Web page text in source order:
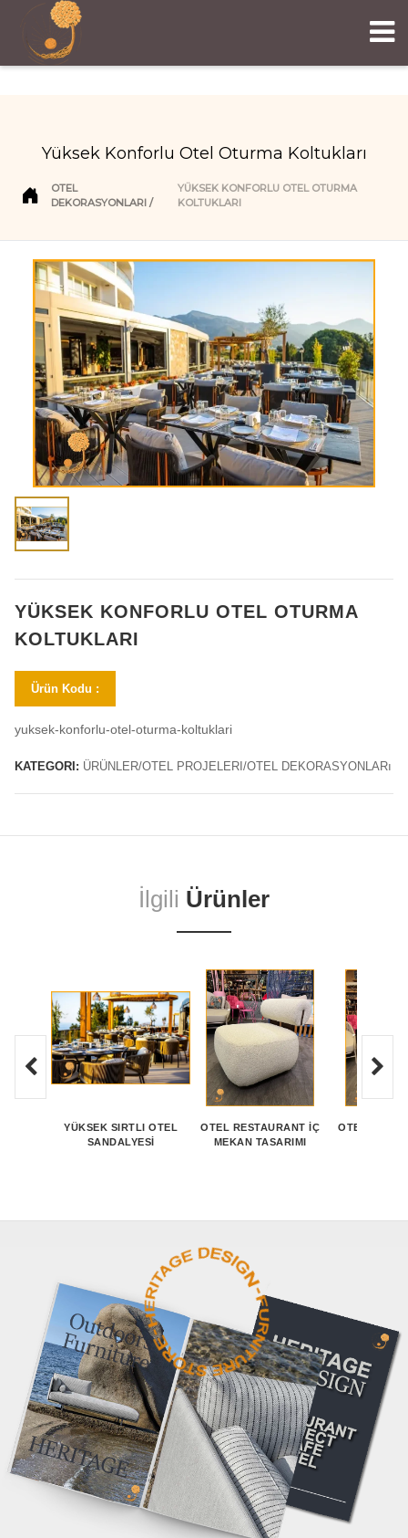
Yüksek Konforlu Otel Oturma Koltukları
OTEL
DEKORASYONLARI
YÜKSEK KONFORLU OTEL OTURMA
KOLTUKLARI
YÜKSEK KONFORLU OTEL OTURMA
KOLTUKLARI
Ürün Kodu :
yuksek-konforlu-otel-oturma-koltuklari
KATEGORI: ÜRÜNLER/OTEL PROJELERI/OTEL DEKORASYONLARı
İlgili Ürünler
YÜKSEK SIRTLI OTEL
SANDALYESI
OTEL RESTAURANT İÇ
MEKAN TASARIMI
OTEL